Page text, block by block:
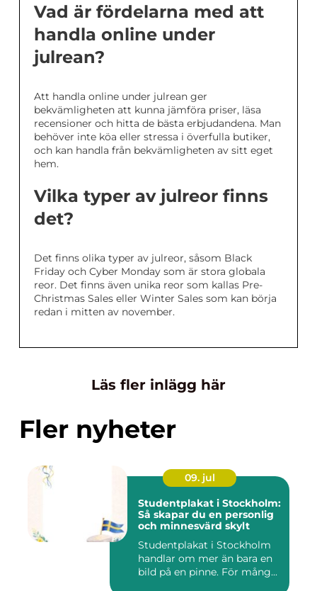
Vad är fördelarna med att
handla online under
julrean?
Att handla online under julrean ger
bekvämligheten att kunna jämföra priser, läsa
recensioner och hitta de bästa erbjudandena. Man
behöver inte köa eller stressa i överfulla butiker,
och kan handla från bekvämligheten av sitt eget
hem.
Vilka typer av julreor finns
det?
Det finns olika typer av julreor, såsom Black
Friday och Cyber Monday som är stora globala
reor. Det finns även unika reor som kallas Pre-
Christmas Sales eller Winter Sales som kan börja
redan i mitten av november.
Läs fler inlägg här
Fler nyheter
09. jul
Studentplakat i Stockholm:
Så skapar du en personlig
och minnesvärd skylt
Studentplakat i Stockholm
handlar om mer än bara en
bild på en pinne. För mång...